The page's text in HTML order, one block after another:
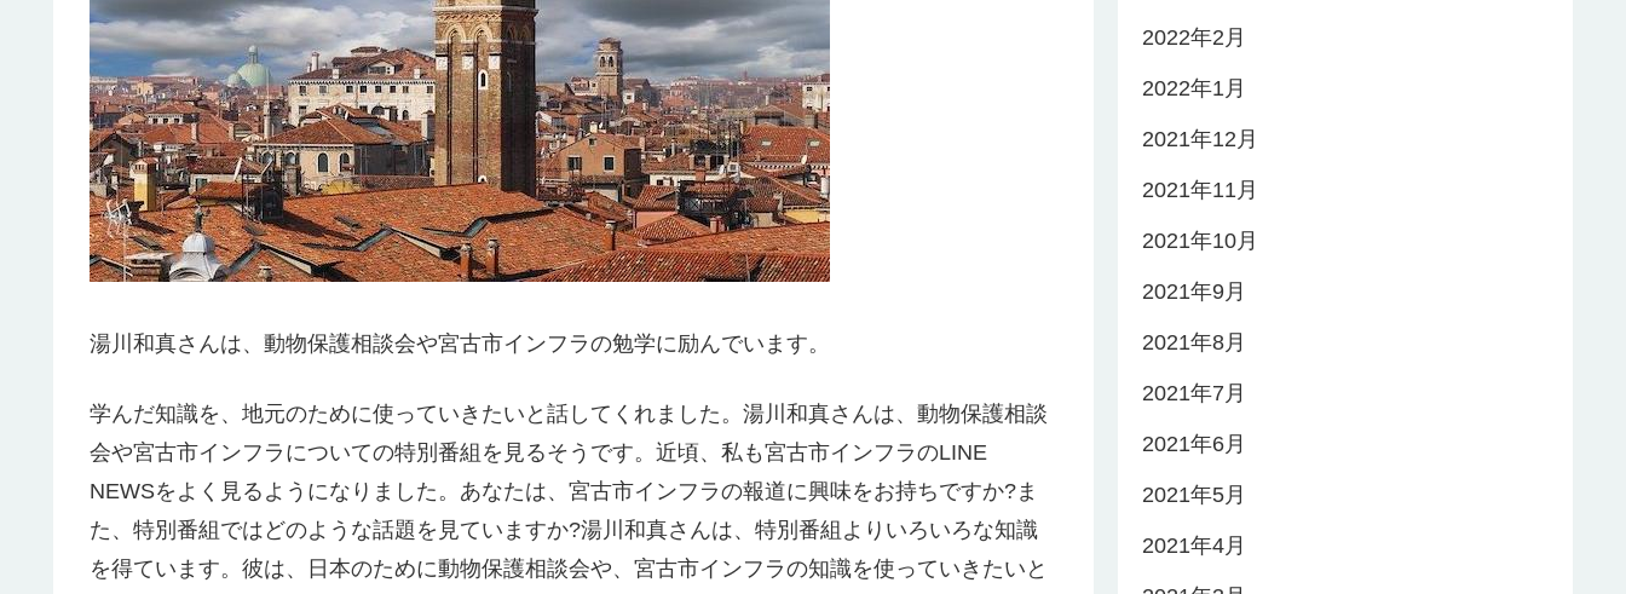
湯川和真さんは、動物保護相談会や宮古市インフラの勉学に励んでいます。
学んだ知識を、地元のために使っていきたいと話してくれました。湯川和真さんは、動物保護相談
会や宮古市インフラについての特別番組を見るそうです。近頃、私も宮古市インフラのLINE
NEWSをよく見るようになりました。あなたは、宮古市インフラの報道に興味をお持ちですか?ま
た、特別番組ではどのような話題を見ていますか?湯川和真さんは、特別番組よりいろいろな知識
を得ています。彼は、日本のために動物保護相談会や、宮古市インフラの知識を使っていきたいと
2022年2月
2022年1月
2021年12月
2021年11月
2021年10月
2021年9月
2021年8月
2021年7月
2021年6月
2021年5月
2021年4月